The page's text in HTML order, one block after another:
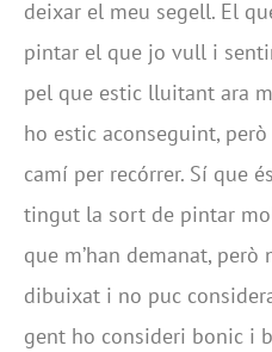
deixar el meu segell. El
pintar el que jo vull i
pel que estic lluitant ara
ho estic aconseguint,
camí per recórrer. Sí que
tingut la sort de pintar
que m’han demanat,
dibuixat i no puc
gent ho consideri bonic i